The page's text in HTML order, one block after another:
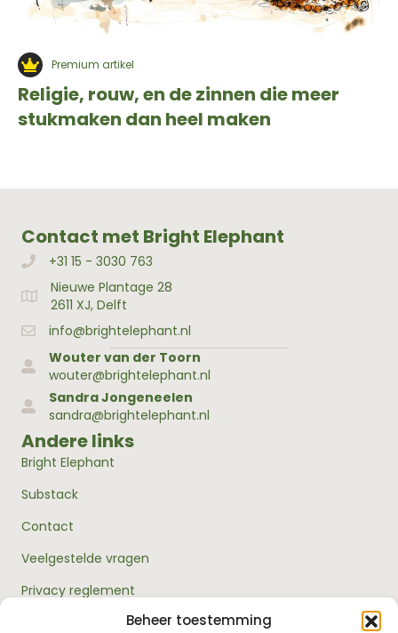
Beheer toestemming
Premium artikel
Religie, rouw, en de zinnen die meer
stukmaken dan heel maken
Contact met Bright Elephant
Bellen met Bright Elephant
+31 15 - 3030 763
Adres Bright Elephant
Nieuwe Plantage 28
2611 XJ, Delft
info@brightelephant.nl
Wouter van der Toorn
wouter@brightelephant.nl
Sandra Jongeneelen
sandra@brightelephant.nl
Andere links
Bright Elephant
Substack
Contact
Veelgestelde vragen
Privacy reglement
Algemene voorwaarden